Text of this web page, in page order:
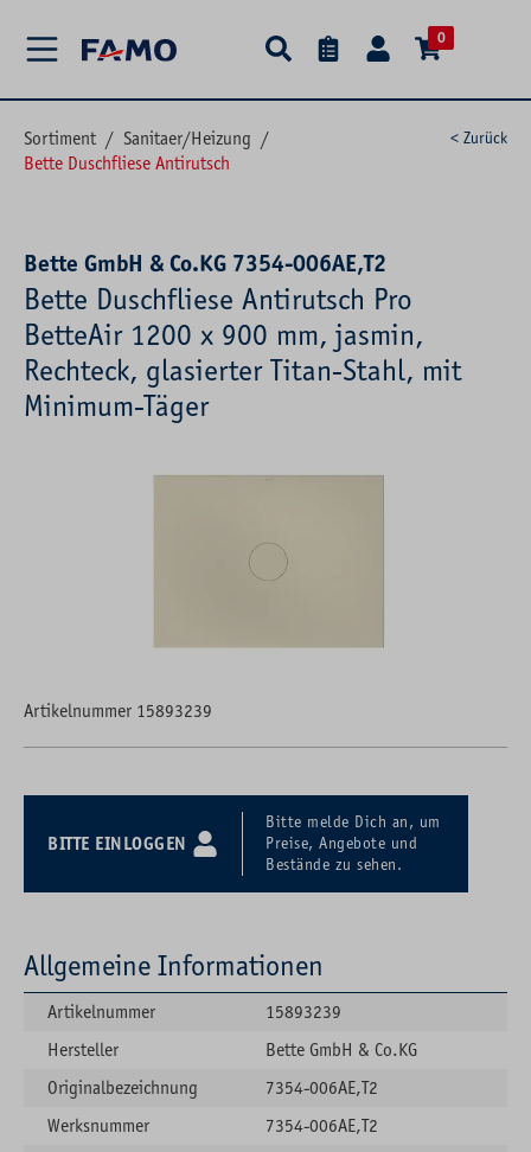
0
Sortiment / Sanitaer/Heizung /
Bette Duschfliese Antirutsch
< Zurück
Bette GmbH & Co.KG 7354-006AE,T2
Bette Duschfliese Antirutsch Pro
BetteAir 1200 x 900 mm, jasmin,
Rechteck, glasierter Titan-Stahl, mit
Minimum-Täger
Artikelnummer 15893239
BITTE EINLOGGEN
Bitte melde Dich an, um
Preise, Angebote und
Bestände zu sehen.
Allgemeine Informationen
Artikelnummer
15893239
Hersteller
Bette GmbH & Co.KG
Originalbezeichnung
7354-006AE,T2
Werksnummer
7354-006AE,T2